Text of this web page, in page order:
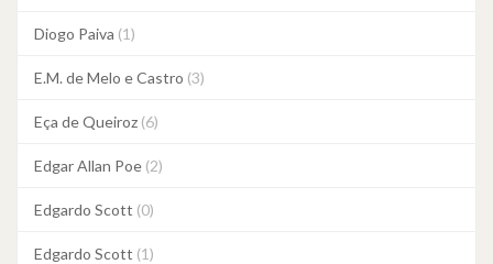
Diogo Paiva (1)
E.M. de Melo e Castro (3)
Eça de Queiroz (6)
Edgar Allan Poe (2)
Edgardo Scott (0)
Edgardo Scott (1)